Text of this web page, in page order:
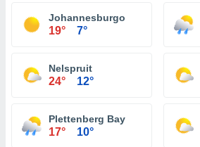
Johannesburgo
19° 7°
Nelspruit
24° 12°
Plettenberg Bay
17° 10°